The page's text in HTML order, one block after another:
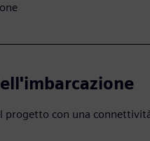
progetto con una